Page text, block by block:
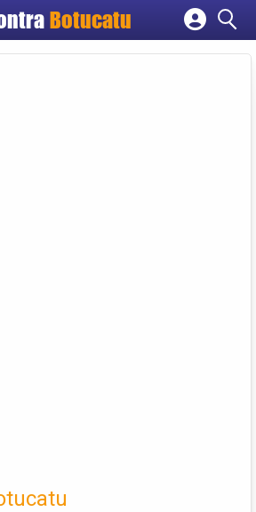
Botucatu
Cadastrar empresa